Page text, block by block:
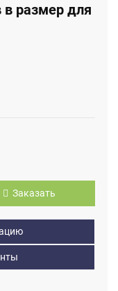
в размер для
Заказать